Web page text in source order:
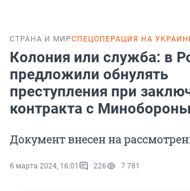
СТРАНА И МИРСПЕЦОПЕРАЦИЯ НА
Колония или служба: в
предложили обнулять
преступления при
контракта с Минобороны
Документ внесен на
6 марта 2024, 16:01 226 7 781